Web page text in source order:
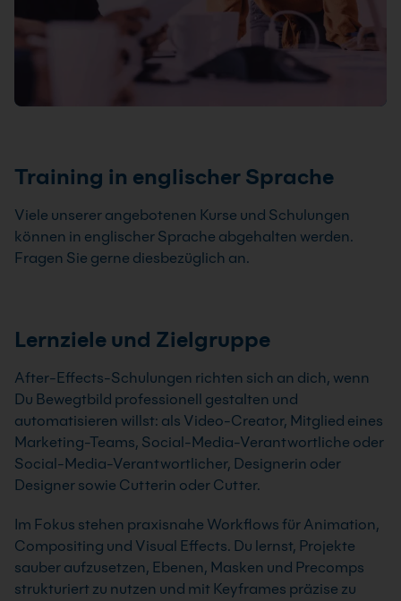
Training in englischer Sprache
Viele unserer angebotenen Kurse und Schulungen
können in englischer Sprache abgehalten werden.
Fragen Sie gerne diesbezüglich an.
Lernziele und Zielgruppe
After-Effects-Schulungen richten sich an dich, wenn
Du Bewegtbild professionell gestalten und
automatisieren willst: als Video-Creator, Mitglied eines
Marketing-Teams, Social-Media-Verantwortliche oder
Social-Media-Verantwortlicher, Designerin oder
Designer sowie Cutterin oder Cutter.
Im Fokus stehen praxisnahe Workflows für Animation,
Compositing und Visual Effects. Du lernst, Projekte
sauber aufzusetzen, Ebenen, Masken und Precomps
strukturiert zu nutzen und mit Keyframes präzise zu